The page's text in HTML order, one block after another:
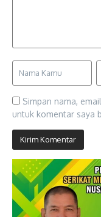
Simpan nama,
untuk komentar saya